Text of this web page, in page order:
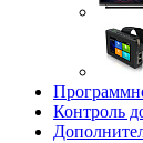
Контроль